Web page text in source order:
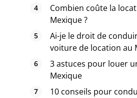
Combien coûte la
Mexique ?
Ai-je le droit de
voiture de location au
3 astuces pour louer
Mexique
10 conseils pour